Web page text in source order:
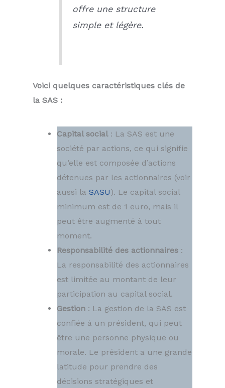
offre une structure
simple et légère.
Voici quelques caractéristiques clés de
la SAS :
Capital social: La SAS est une
société par actions, ce qui signifie
qu’elle est composée d’actions
détenues par les actionnaires (voir
aussi la SASU). Le capital social
minimum est de 1 euro, mais il
peut être augmenté à tout
moment.
Responsabilité des actionnaires :
La responsabilité des actionnaires
est limitée au montant de leur
participation au capital social.
Gestion : La gestion de la SAS est
confiée à un président, qui peut
être une personne physique ou
morale. Le président a une grande
latitude pour prendre des
décisions stratégiques et